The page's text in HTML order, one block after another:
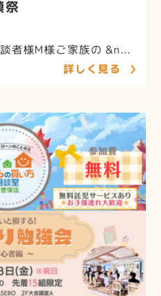
祭
者様M様ご家族の &n...
詳しく見る